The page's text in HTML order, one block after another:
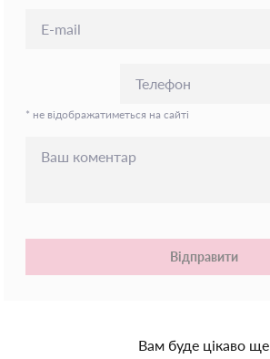
* не відображатиметься на сайті
Відправити
Вам буде цікаво ще